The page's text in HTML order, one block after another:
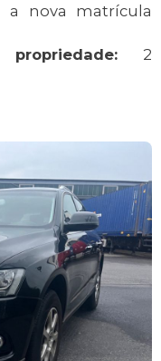
a nova matrícula
2